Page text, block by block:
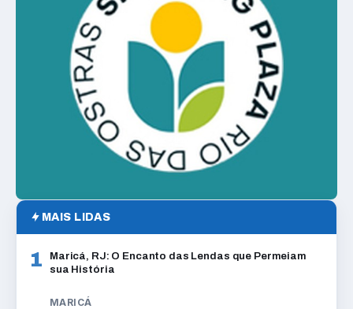
MAIS LIDAS
1
Maricá, RJ: O Encanto das Lendas que Permeiam
sua História
MARICÁ